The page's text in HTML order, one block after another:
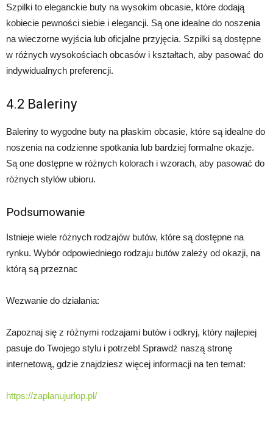
Szpilki to eleganckie buty na wysokim obcasie, które dodają
kobiecie pewności siebie i elegancji. Są one idealne do noszenia
na wieczorne wyjścia lub oficjalne przyjęcia. Szpilki są dostępne
w różnych wysokościach obcasów i kształtach, aby pasować do
indywidualnych preferencji.
4.2 Baleriny
Baleriny to wygodne buty na płaskim obcasie, które są idealne do
noszenia na codzienne spotkania lub bardziej formalne okazje.
Są one dostępne w różnych kolorach i wzorach, aby pasować do
różnych stylów ubioru.
Podsumowanie
Istnieje wiele różnych rodzajów butów, które są dostępne na
rynku. Wybór odpowiedniego rodzaju butów zależy od okazji, na
którą są przeznac
Wezwanie do działania:
Zapoznaj się z różnymi rodzajami butów i odkryj, który najlepiej
pasuje do Twojego stylu i potrzeb! Sprawdź naszą stronę
internetową, gdzie znajdziesz więcej informacji na ten temat:
https://zaplanujurlop.pl/